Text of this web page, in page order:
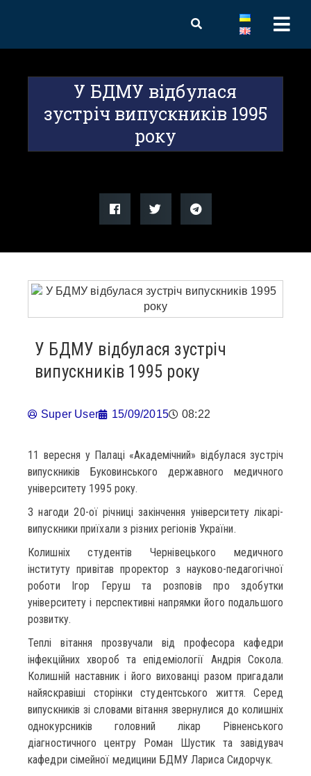
У БДМУ відбулася
зустріч випускників 1995
року
У БДМУ відбулася зустріч
випускників 1995 року
Super User 15/09/2015 08:22
11 вересня у Палаці «Академічний» відбулася зустріч
випускників Буковинського державного медичного
університету 1995 року.
З нагоди 20-ої річниці закінчення університету лікарі-
випускники приїхали з різних регіонів України.
Колишніх студентів Чернівецького медичного
інституту привітав проректор з науково-педагогічної
роботи Ігор Геруш та розповів про здобутки
університету і перспективні напрямки його подальшого
розвитку.
Теплі вітання прозвучали від професора кафедри
інфекційних хвороб та епідеміології Андрія Сокола.
Колишній наставник і його вихованці разом пригадали
найяскравіші сторінки студентського життя. Серед
випускників зі словами вітання звернулися до колишніх
однокурсників головний лікар Рівненського
діагностичного центру Роман Шустик та завідувач
кафедри сімейної медицини БДМУ Лариса Сидорчук.